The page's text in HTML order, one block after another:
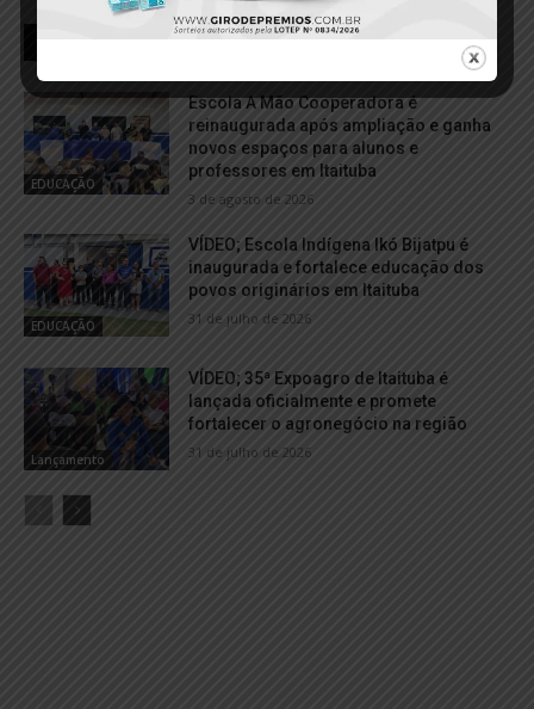
RELACIONADOS
EDUCAÇÃO
Escola A Mão Cooperadora é
reinaugurada após ampliação e ganha
novos espaços para alunos e
professores em Itaituba
3 de agosto de 2026
EDUCAÇÃO
VÍDEO; Escola Indígena Ikó Bijatpu é
inaugurada e fortalece educação dos
povos originários em Itaituba
31 de julho de 2026
Lançamento
VÍDEO; 35ª Expoagro de Itaituba é
lançada oficialmente e promete
fortalecer o agronegócio na região
31 de julho de 2026